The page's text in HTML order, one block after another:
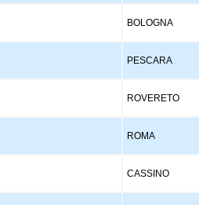
BOLOGNA
PESCARA
ROVERETO
ROMA
CASSINO